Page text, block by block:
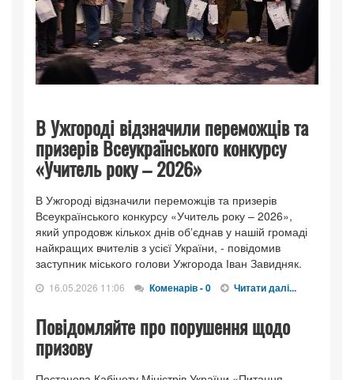
В Ужгороді відзначили переможців та
призерів Всеукраїнського конкурсу
«Учитель року – 2026»
В Ужгороді відзначили переможців та призерів
Всеукраїнського конкурсу «Учитель року – 2026»,
який упродовж кількох днів обʼєднав у нашій громаді
найкращих вчителів з усієї України, - повідомив
заступник міського голови Ужгорода Іван Завидняк.
16.05.2026 11:06 Коменарів - 0 Читати далі...
Повідомляйте про порушення щодо
призову